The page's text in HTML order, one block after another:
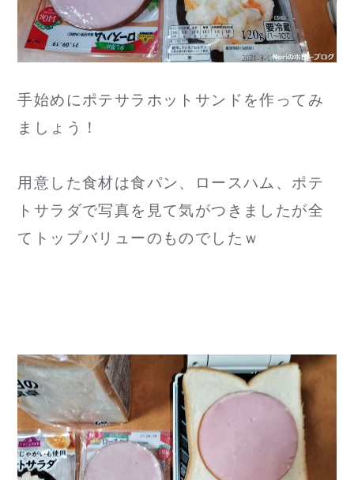
手始めにポテサラホットサンドを作ってみ
ましょう！
用意した食材は食パン、ロースハム、ポテ
トサラダで写真を見て気がつきましたが全
てトップバリューのものでしたｗ